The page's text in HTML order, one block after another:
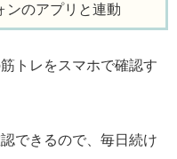
ンのアプリと連動
トレをスマホで確認す
できるので、毎日続け